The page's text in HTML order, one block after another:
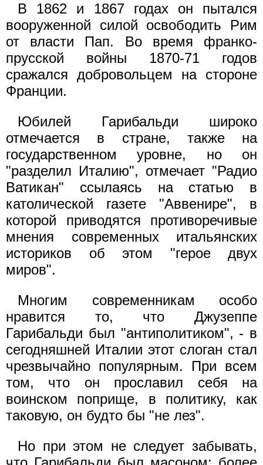
В 1862 и 1867 годах он пытался
вооруженной силой освободить Рим
от власти Пап. Во время франко-
прусской войны 1870-71 годов
сражался добровольцем на стороне
Франции.
Юбилей Гарибальди широко
отмечается в стране, также на
государственном уровне, но он
"разделил Италию", отмечает "Радио
Ватикан" ссылаясь на статью в
католической газете "Аввенире", в
которой приводятся противоречивые
мнения современных итальянских
историков об этом "герое двух
миров".
Многим современникам особо
нравится то, что Джузеппе
Гарибальди был "антиполитиком", - в
сегодняшней Италии этот слоган стал
чрезвычайно популярным. При всем
том, что он прославил себя на
воинском поприще, в политику, как
таковую, он будто бы "не лез".
Но при этом не следует забывать,